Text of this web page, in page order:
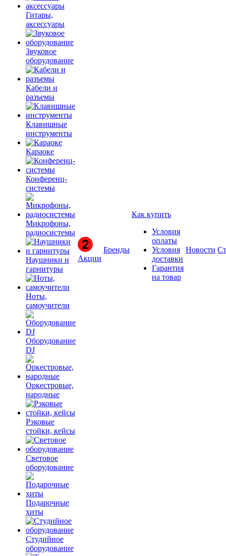
Гитары,
аксессуары
Звуковое
оборудование
Кабели и
разъемы
Клавишные
инструменты
Караоке
Конференц-
системы
Микрофоны,
радиосистемы
Наушники и
гарнитуры
Ноты,
самоучители
Оборудование
DJ
Оркестровые,
народные
Рэковые
стойки, кейсы
Световое
оборудование
Подарочные
хиты
Студийное
оборудование
Акции
Бренды
Как купить
Условия
оплаты
Условия
доставки
Гарантия
на товар
Новости